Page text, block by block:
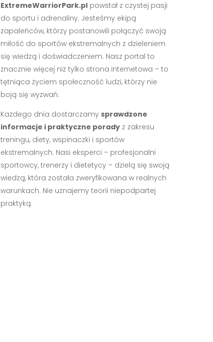
ExtremeWarriorPark.plpowstał z czystej pasji
do sportu i adrenaliny. Jesteśmy ekipą
zapaleńców, którzy postanowili połączyć swoją
miłość do sportów ekstremalnych z dzieleniem
się wiedzą i doświadczeniem. Nasz portal to
znacznie więcej niż tylko strona internetowa – to
tętniąca życiem społeczność ludzi, którzy nie
boją się wyzwań.
Każdego dnia dostarczamy sprawdzone
informacje i praktyczne poradyz zakresu
treningu, diety, wspinaczki i sportów
ekstremalnych. Nasi eksperci – profesjonalni
sportowcy, trenerzy i dietetycy – dzielą się swoją
wiedzą, która została zweryfikowana w realnych
warunkach. Nie uznajemy teorii niepodpartej
praktyką.